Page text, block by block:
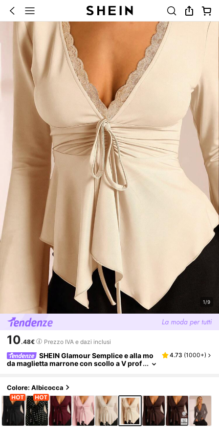
1/9
10.48€ Prezzo IVA e dazi inclusi
SHEIN Glamour Semplice e alla mo
da maglietta marrone con scollo a V prof
4.73 (1000+)
Colore: Albicocca